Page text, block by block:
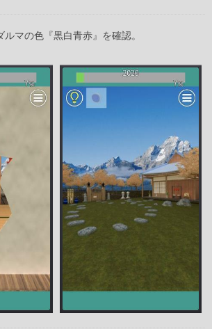
マの色『黒白青赤』を確認。